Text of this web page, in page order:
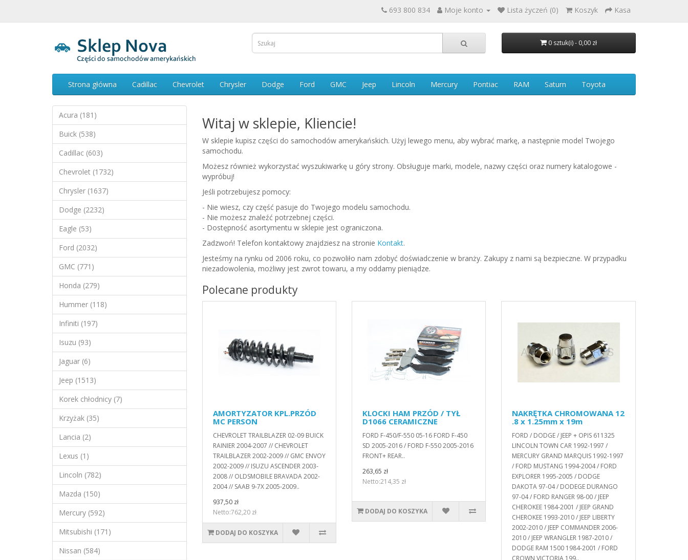
693 800 834 Moje konto Lista życzeń (0) Koszyk Kasa
0 sztuk(i) - 0,00 zł
Strona główna Cadillac Chevrolet Chrysler Dodge Ford GMC Jeep Lincoln Mercury Pontiac RAM Saturn Toyota
Acura (181)
Buick (538)
Cadillac (603)
Chevrolet (1732)
Chrysler (1637)
Dodge (2232)
Eagle (53)
Ford (2032)
GMC (771)
Honda (279)
Hummer (118)
Infiniti (197)
Isuzu (93)
Jaguar (6)
Jeep (1513)
Korek chłodnicy (7)
Krzyżak (35)
Lancia (2)
Lexus (1)
Lincoln (782)
Mazda (150)
Mercury (592)
Mitsubishi (171)
Nissan (584)
Witaj w sklepie, Kliencie!
W sklepie kupisz części do samochodów amerykańskich. Użyj lewego menu, aby wybrać markę, a następnie model Twojego
samochodu.
Możesz również wykorzystać wyszukiwarkę u góry strony. Obsługuje marki, modele, nazwy części oraz numery katalogowe -
wypróbuj!
Jeśli potrzebujesz pomocy:
- Nie wiesz, czy część pasuje do Twojego modelu samochodu.
- Nie możesz znaleźć potrzebnej części.
- Dostępność asortymentu w sklepie jest ograniczona.
Zadzwoń! Telefon kontaktowy znajdziesz na stronie Kontakt.
Jesteśmy na rynku od 2006 roku, co pozwoliło nam zdobyć doświadczenie w branży. Zakupy z nami są bezpieczne. W przypadku
niezadowolenia, możliwy jest zwrot towaru, a my oddamy pieniądze.
Polecane produkty
AMORTYZATOR KPL.PRZÓD
MC PERSON
CHEVROLET TRAILBLAZER 02-09 BUICK
RAINIER 2004-2007 // CHEVROLET
TRAILBLAZER 2002-2009 // GMC ENVOY
2002-2009 // ISUZU ASCENDER 2003-
2008 // OLDSMOBILE BRAVADA 2002-
2004 // SAAB 9-7X 2005-2009..
937,50 zł
Netto:762,20 zł
DODAJ DO KOSZYKA
KLOCKI HAM PRZÓD / TYŁ
D1066 CERAMICZNE
FORD F-450/F-550 05-16 FORD F-450
SD 2005-2016 / FORD F-550 2005-2016
FRONT+ REAR..
263,65 zł
Netto:214,35 zł
DODAJ DO KOSZYKA
NAKRĘTKA CHROMOWANA 12
.8 x 1.25mm x 19m
FORD / DODGE / JEEP + OPIS 611325
LINCOLN TOWN CAR 1992-1997 /
MERCURY GRAND MARQUIS 1992-1997
/ FORD MUSTANG 1994-2004 / FORD
EXPLORER 1995-2005 / DODGE
DAKOTA 97-04 / DODEGE DURANGO
97-04 / FORD RANGER 98-00 / JEEP
CHEROKEE 1984-2001 / JEEP GRAND
CHEROKEE 1993-2010 / JEEP LIBERTY
2002-2010 / JEEP COMMANDER 2006-
2010 / JEEP WRANGLER 1987-2010 /
DODGE RAM 1500 1984-2001 / FORD
CROWN VICTORIA 199..